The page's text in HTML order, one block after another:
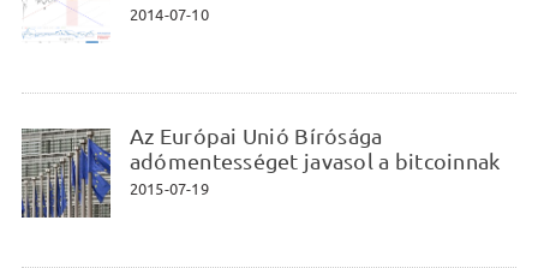
2014-07-10
Az Európai Unió Bírósága
adómentességet javasol a bitcoinnak
2015-07-19